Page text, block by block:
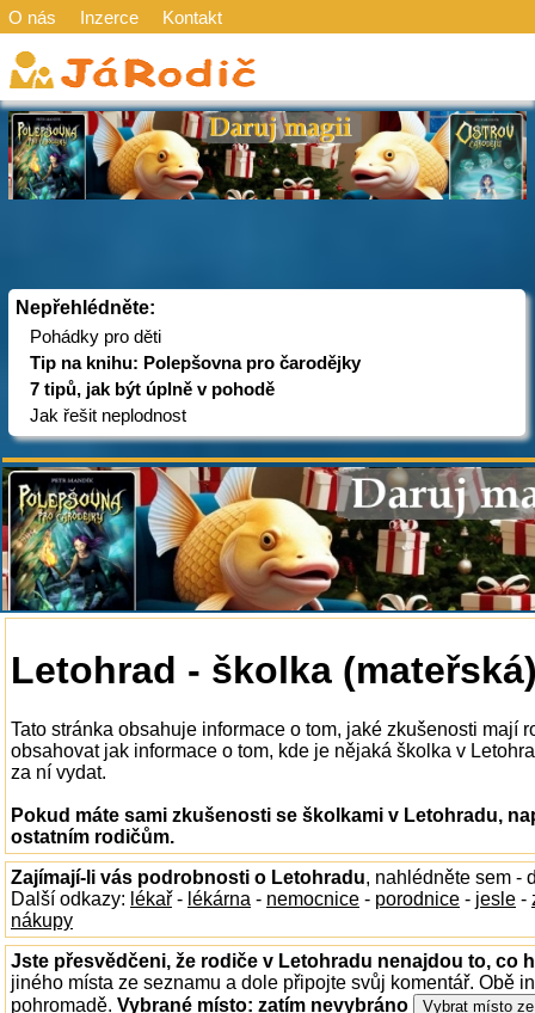
O nás Inzerce Kontakt
Nepřehlédněte:
Pohádky pro děti
Tip na knihu: Polepšovna pro čarodějky
7 tipů, jak být úplně v pohodě
Jak řešit neplodnost
Letohrad - školka
Tato stránka obsahuje informace o tom, jaké zkušenosti mají
obsahovat jak informace o tom, kde je nějaká školka v
za ní vydat.
Pokud máte sami zkušenosti se školkami v Letohradu,
ostatním rodičům.
Zajímají-li vás podrobnosti o Letohradu, nahlédněte sem -
Další odkazy: lékař - lékárna - nemocnice - porodnice - jesle -
nákupy
Jste přesvědčeni, že rodiče v Letohradu nenajdou to, co
jiného místa ze seznamu a dole připojte svůj komentář. Obě
pohromadě. Vybrané místo: zatím nevybráno